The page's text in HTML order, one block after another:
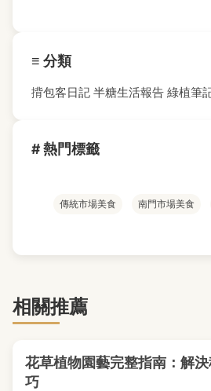
≡ 分類
揹包客日記 半糖生活報告 綠植筆
# 熱門標籤
傳統市場美食 南門市場美食
相關推薦
花草植物園藝完整指南：解
巧